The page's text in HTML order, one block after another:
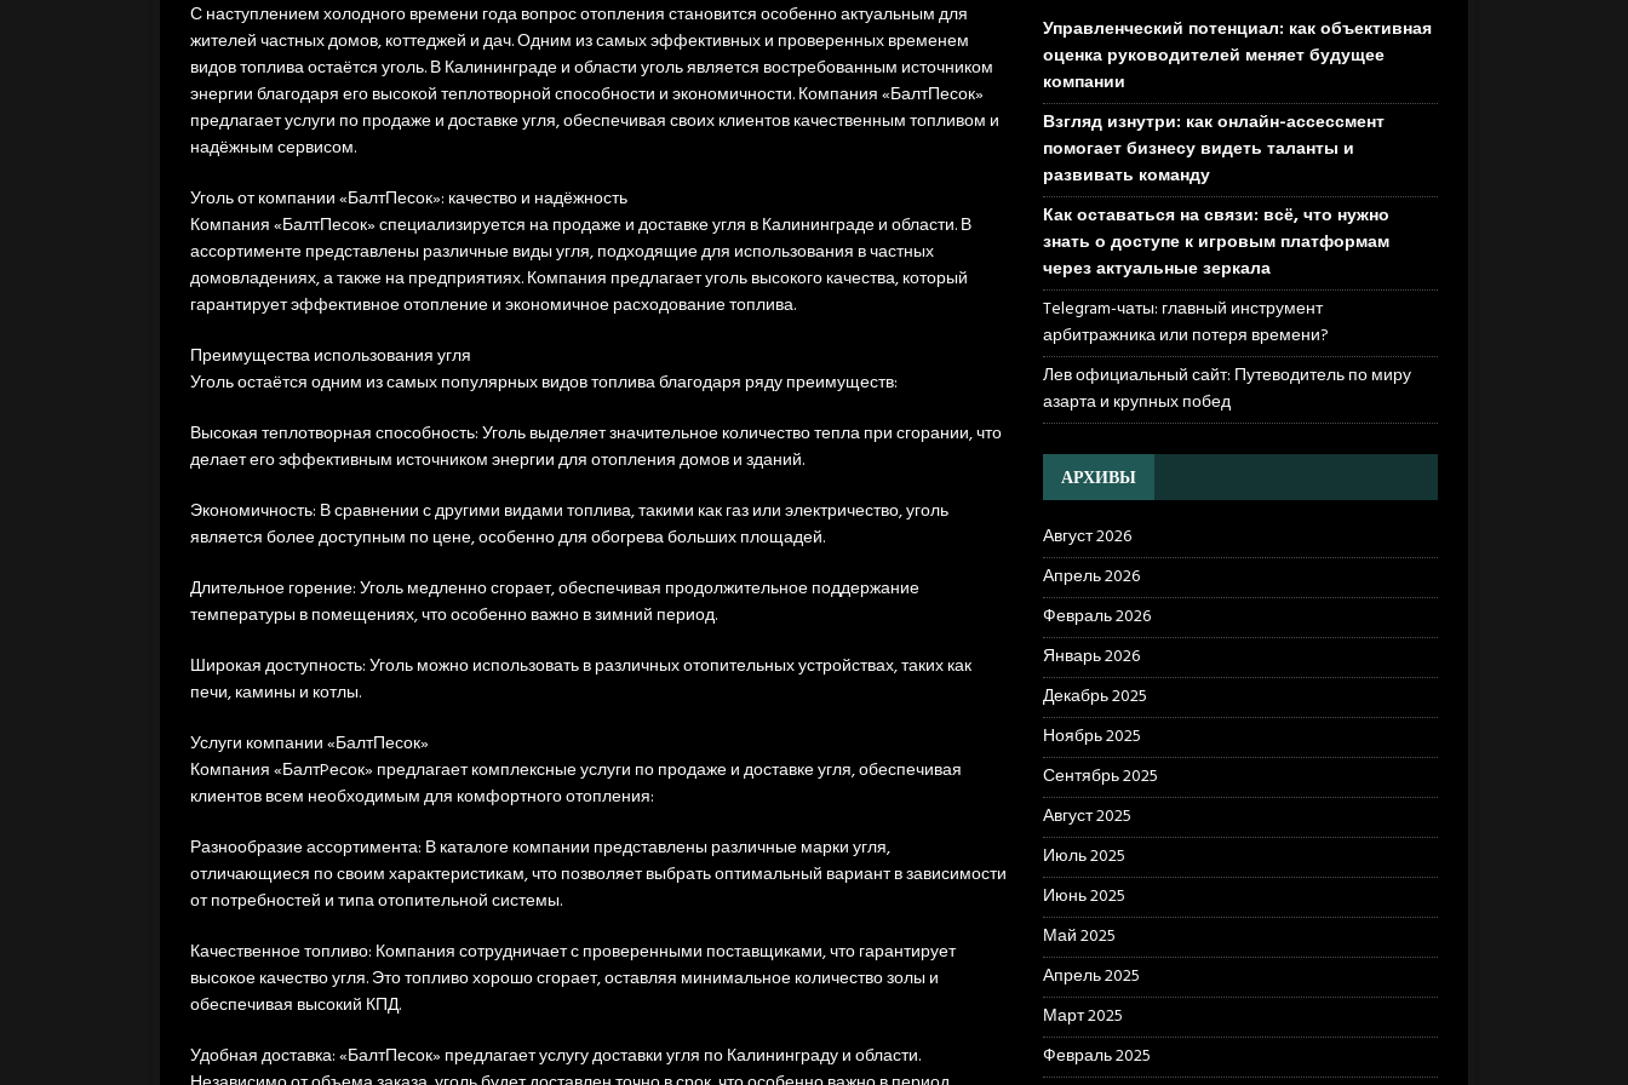
С наступлением холодного времени года вопрос отопления становится особенно актуальным для
жителей частных домов, коттеджей и дач. Одним из самых эффективных и проверенных временем
видов топлива остаётся уголь. В Калининграде и области уголь является востребованным источником
энергии благодаря его высокой теплотворной способности и экономичности. Компания «БалтПесок»
предлагает услуги по продаже и доставке угля, обеспечивая своих клиентов качественным топливом и
надёжным сервисом.
Уголь от компании «БалтПесок»: качество и надёжность
Компания «БалтПесок» специализируется на продаже и доставке угля в Калининграде и области. В
ассортименте представлены различные виды угля, подходящие для использования в частных
домовладениях, а также на предприятиях. Компания предлагает уголь высокого качества, который
гарантирует эффективное отопление и экономичное расходование топлива.
Преимущества использования угля
Уголь остаётся одним из самых популярных видов топлива благодаря ряду преимуществ:
Высокая теплотворная способность: Уголь выделяет значительное количество тепла при сгорании, что
делает его эффективным источником энергии для отопления домов и зданий.
Экономичность: В сравнении с другими видами топлива, такими как газ или электричество, уголь
является более доступным по цене, особенно для обогрева больших площадей.
Длительное горение: Уголь медленно сгорает, обеспечивая продолжительное поддержание
температуры в помещениях, что особенно важно в зимний период.
Широкая доступность: Уголь можно использовать в различных отопительных устройствах, таких как
печи, камины и котлы.
Услуги компании «БалтПесок»
Компания «БалтPесок» предлагает комплексные услуги по продаже и доставке угля, обеспечивая
клиентов всем необходимым для комфортного отопления:
Разнообразие ассортимента: В каталоге компании представлены различные марки угля,
отличающиеся по своим характеристикам, что позволяет выбрать оптимальный вариант в зависимости
от потребностей и типа отопительной системы.
Качественное топливо: Компания сотрудничает с проверенными поставщиками, что гарантирует
высокое качество угля. Это топливо хорошо сгорает, оставляя минимальное количество золы и
обеспечивая высокий КПД.
Удобная доставка: «БалтПесок» предлагает услугу доставки угля по Калининграду и области.
Управленческий потенциал: как объективная
оценка руководителей меняет будущее
компании
Взгляд изнутри: как онлайн-ассессмент
помогает бизнесу видеть таланты и
развивать команду
Как оставаться на связи: всё, что нужно
знать о доступе к игровым платформам
через актуальные зеркала
Telegram-чаты: главный инструмент
арбитражника или потеря времени?
Лев официальный сайт: Путеводитель по миру
азарта и крупных побед
АРХИВЫ
Август 2026
Апрель 2026
Февраль 2026
Январь 2026
Декабрь 2025
Ноябрь 2025
Сентябрь 2025
Август 2025
Июль 2025
Июнь 2025
Май 2025
Апрель 2025
Март 2025
Февраль 2025